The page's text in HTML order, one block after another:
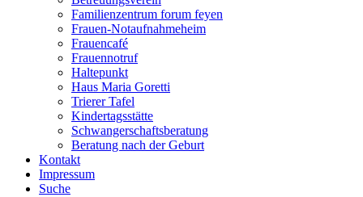
Familienzentrum forum feyen
Frauen-Notaufnahmeheim
Frauencafé
Frauennotruf
Haltepunkt
Haus Maria Goretti
Trierer Tafel
Kindertagsstätte
Schwangerschaftsberatung
Beratung nach der Geburt
Kontakt
Impressum
Suche